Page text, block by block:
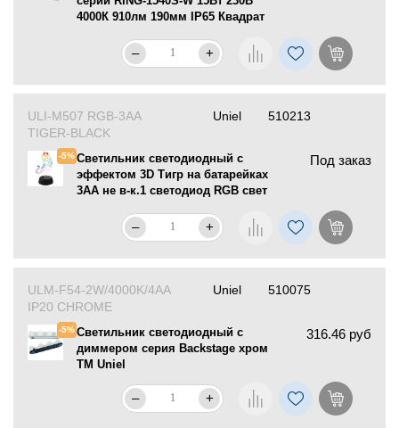
4000К 910лм 190мм IP65 Квадрат
– +
510213
ULI-M507 RGB-3AA
TIGER-BLACK
-5%Светильник светодиодный с
эффектом 3D Тигр на батарейках
3АА не в-к.1 светодиод RGB свет
Под заказ
Uniel
– +
510075
ULM-F54-2W/4000K/4AA
IP20 CHROME
-5%Светильник светодиодный с
диммером cерия Backstage хром
ТМ Uniel
316.46 руб
Uniel
– +